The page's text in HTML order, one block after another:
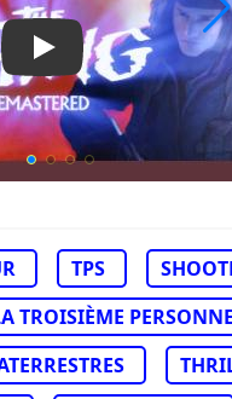
Play Video: The
TPS
TROISIÈME PERSONNE